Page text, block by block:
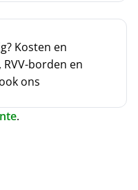
Kosten en
borden en
ons
.